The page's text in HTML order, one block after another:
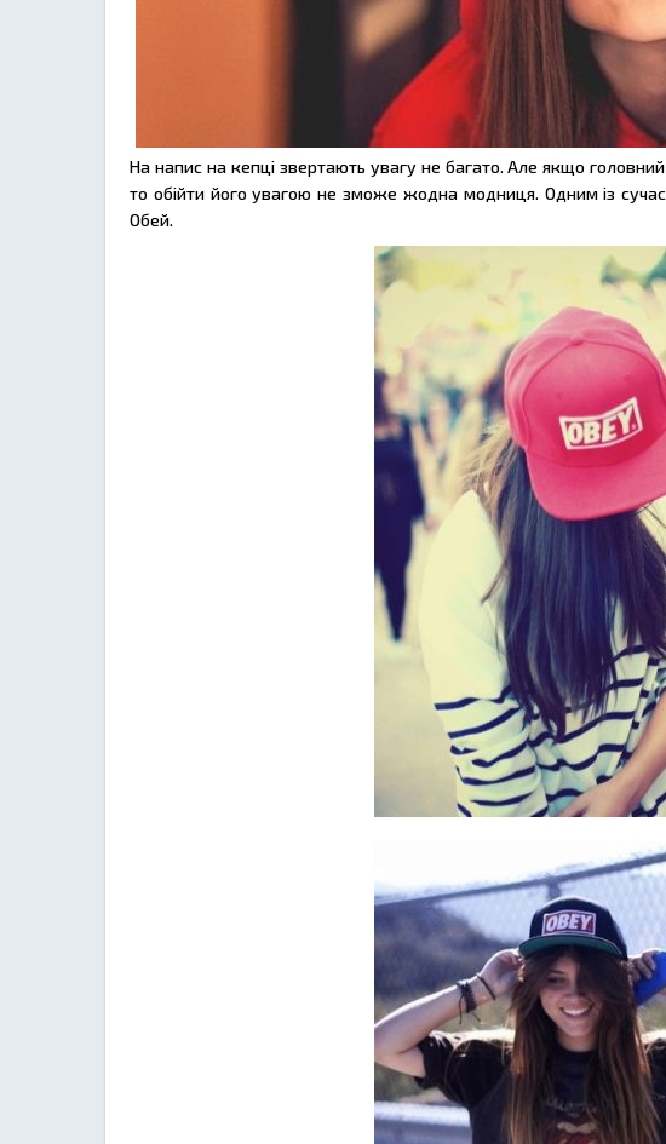
На напис на кепці звертають увагу не багато. Але якщо
то обійти його увагою не зможе жодна модниця. Одним із
Обей.